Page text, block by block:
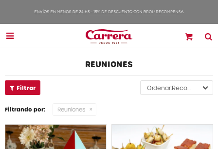

REUNIONES
Recomendados
Filtrando por: Reuniones